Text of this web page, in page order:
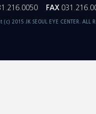
FAX
(c) 2015 JK SEOUL EYE CENTER. ALL